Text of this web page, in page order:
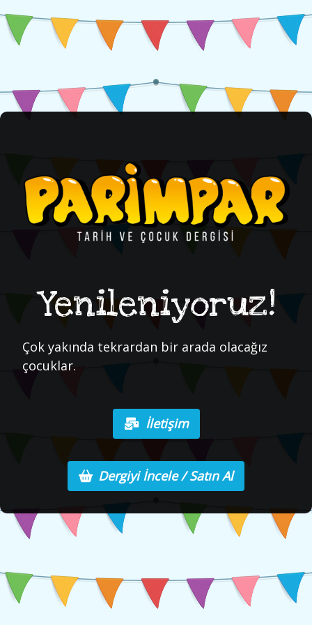
Yenileniyoruz!
Çok yakında tekrardan bir arada olacağız
çocuklar.
İletişim
Dergiyi İncele / Satın Al